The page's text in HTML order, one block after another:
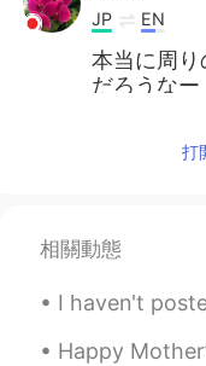
JP EN
本当に周
だろうなー
だろうなー
妊娠、出産
打
相關動態
I haven't posted anything in a
Happy Mother’s Day to my